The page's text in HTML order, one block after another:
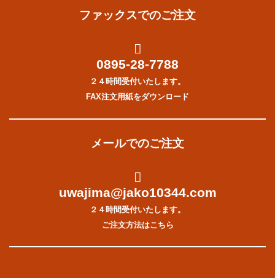
ファックスでのご注文
0895-28-7788
２４時間受付いたします。
FAX注文用紙をダウンロード
メールでのご注文
uwajima@jako10344.com
２４時間受付いたします。
ご注文方法はこちら